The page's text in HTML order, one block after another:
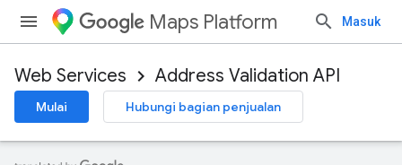
Maps Platform Masuk
Web Services Address Validation API
Mulai Hubungi bagian penjualan